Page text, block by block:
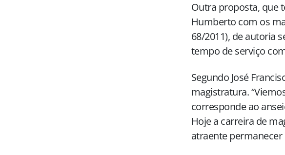
Outra proposta, que
Humberto com os
68/2011), de autoria
tempo de serviço
Segundo José
magistratura.
corresponde ao
Hoje a carreira de
atraente permanecer